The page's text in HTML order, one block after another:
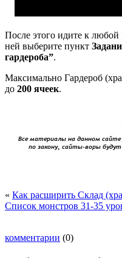
После этого идите к
ней выберите пункт
гардероба”.
Максимально Гардероб
до 200 ячеек.
« Как расширить Склад
Список монстров 31-35
комментарии (0)